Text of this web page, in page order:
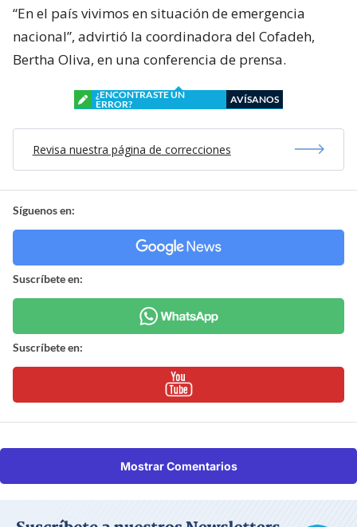
“En el país vivimos en situación de emergencia
nacional”, advirtió la coordinadora del Cofadeh,
Bertha Oliva, en una conferencia de prensa.
¿ENCONTRASTE UN
ERROR?
AVÍSANOS
Revisa nuestra página de correcciones
Síguenos en:
Suscríbete en:
Suscríbete en:
Mostrar Comentarios